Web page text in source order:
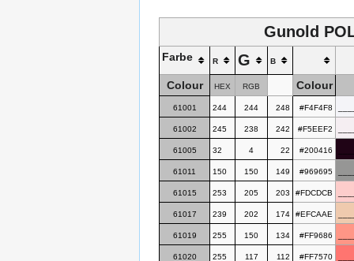
Gunold
Farbe R G B
Colour HEX RGB Colour
61001 244 244 248 #F4F4F8
61002 245 238 242 #F5EEF2
61005 32 4 22 #200416
61011 150 150 149 #969695
61015 253 205 203 #FDCDCB
61017 239 202 174 #EFCAAE
61019 255 150 134 #FF9686
61020 255 117 112 #FF7570